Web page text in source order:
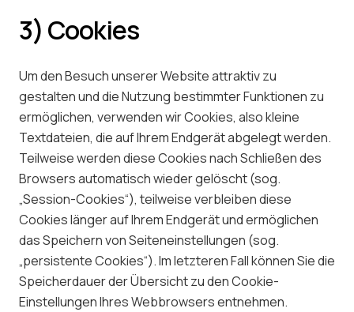
3) Cookies
Um den Besuch unserer Website attraktiv zu
gestalten und die Nutzung bestimmter Funktionen zu
ermöglichen, verwenden wir Cookies, also kleine
Textdateien, die auf Ihrem Endgerät abgelegt werden.
Teilweise werden diese Cookies nach Schließen des
Browsers automatisch wieder gelöscht (sog.
„Session-Cookies“), teilweise verbleiben diese
Cookies länger auf Ihrem Endgerät und ermöglichen
das Speichern von Seiteneinstellungen (sog.
„persistente Cookies“). Im letzteren Fall können Sie die
Speicherdauer der Übersicht zu den Cookie-
Einstellungen Ihres Webbrowsers entnehmen.